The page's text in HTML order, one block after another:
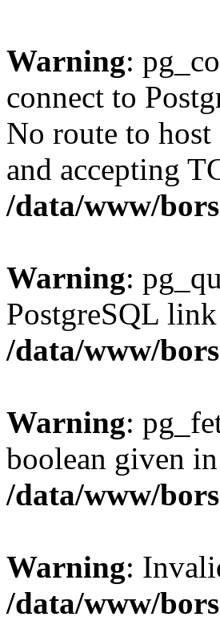
Warning:
connect to
No route to
and accepting
/data/www/
Warning:
PostgreSQL
/data/www/
Warning:
boolean given in
/data/www/
Warning:
/data/www/